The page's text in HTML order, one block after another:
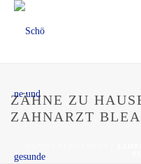
ZÄHNE ZU
ZAHNARZT